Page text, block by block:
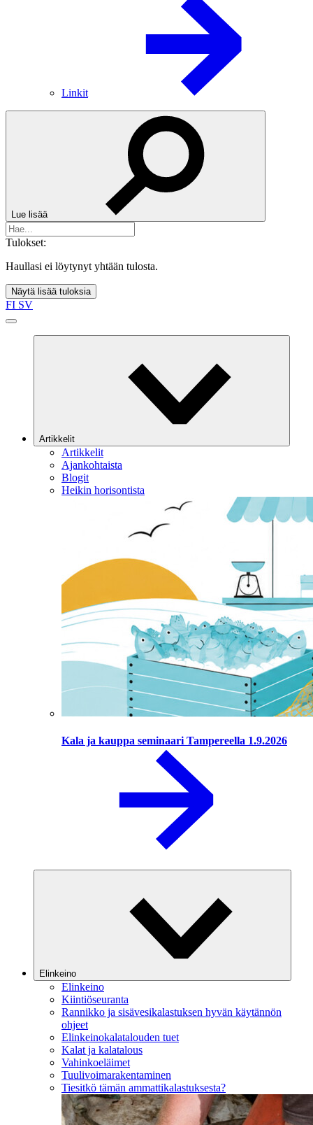
Linkit
Lue lisää
Tulokset:
Haullasi ei löytynyt yhtään tulosta.
Näytä lisää tuloksia
FI SV
Artikkelit
Artikkelit
Ajankohtaista
Blogit
Heikin horisontista
Kala ja kauppa seminaari Tampereella 1.9.2026
Elinkeino
Elinkeino
Kiintiöseuranta
Rannikko ja sisävesikalastuksen hyvän käytännön
ohjeet
Elinkeinokalatalouden tuet
Kalat ja kalatalous
Vahinkoeläimet
Tuulivoimarakentaminen
Tiesitkö tämän ammattikalastuksesta?